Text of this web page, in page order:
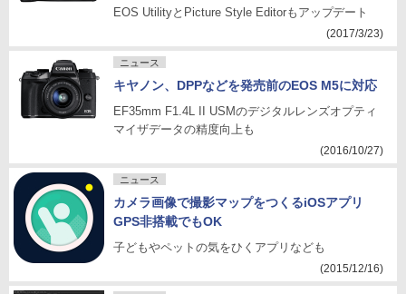
EOS UtilityとPicture Style Editorもアップデート
(2017/3/23)
ニュース
キヤノン、DPPなどを発売前のEOS M5に対応
EF35mm F1.4L II USMのデジタルレンズオプティ
マイザデータの精度向上も
(2016/10/27)
ニュース
カメラ画像で撮影マップをつくるiOSアプリ
GPS非搭載でもOK
子どもやペットの気をひくアプリなども
(2015/12/16)